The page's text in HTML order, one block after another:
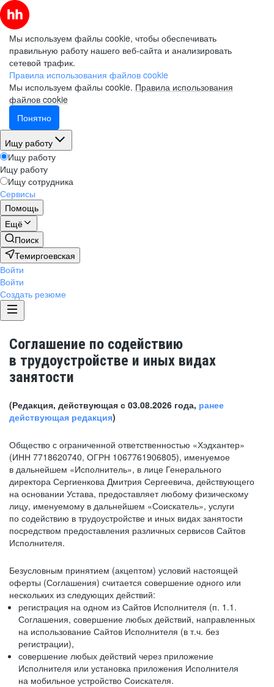
Мы используем файлы cookie, чтобы обеспечивать
правильную работу нашего веб-сайта и анализировать
сетевой трафик.
Правила использования файлов cookie
Мы используем файлы cookie. Правила использования
файлов cookie
Понятно
Ищу работу
Ищу работу
Ищу работу
Ищу сотрудника
Сервисы
Помощь
Ещё
Поиск
Темиргоевская
Войти
Войти
Создать резюме
Соглашение по содействию
в трудоустройстве и иных видах
занятости
(Редакция, действующая с 03.08.2026 года, ранее
действующая редакция)
Общество с ограниченной ответственностью «Хэдхантер»
(ИНН 7718620740, ОГРН 1067761906805), именуемое
в дальнейшем «Исполнитель», в лице Генерального
директора Сергиенкова Дмитрия Сергеевича, действующего
на основании Устава, предоставляет любому физическому
лицу, именуемому в дальнейшем «Соискатель», услуги
по содействию в трудоустройстве и иных видах занятости
посредством предоставления различных сервисов Сайтов
Исполнителя.
Безусловным принятием (акцептом) условий настоящей
оферты (Соглашения) считается совершение одного или
нескольких из следующих действий:
регистрация на одном из Сайтов Исполнителя (п. 1.1.
Соглашения, совершение любых действий, направленных
на использование Сайтов Исполнителя (в т.ч. без
регистрации),
совершение любых действий через приложение
Исполнителя или установка приложения Исполнителя
на мобильное устройство Соискателя.